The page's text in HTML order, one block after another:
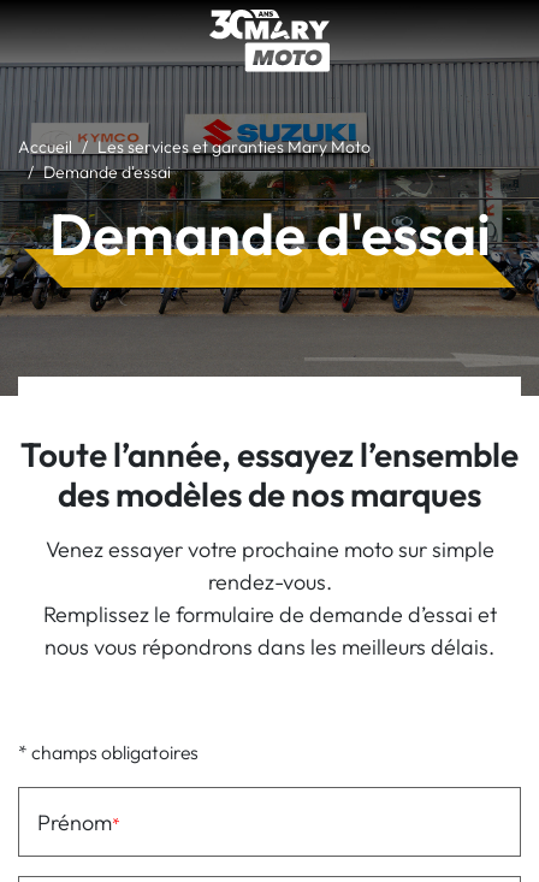
Accueil
Les services et garanties Mary Moto
Demande d'essai
Demande d'essai
Toute l’année, essayez l’ensemble
des modèles de nos marques
Venez essayer votre prochaine moto sur simple
rendez-vous.
Remplissez le formulaire de demande d’essai et
nous vous répondrons dans les meilleurs délais.
* champs obligatoires
Prénom